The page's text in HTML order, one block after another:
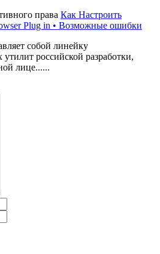
Как Настроить
Plug in • Возможные ошибки
собой линейку
российской разработки,
лице......